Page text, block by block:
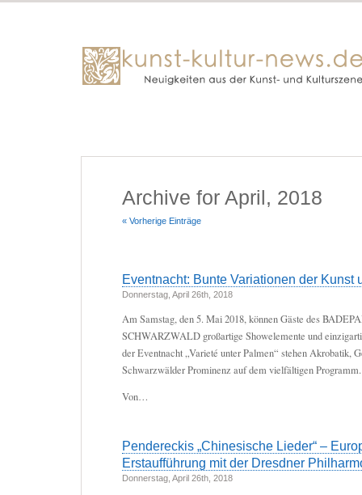
Archive for April, 2018
« Vorherige Einträge
Eventnacht: Bunte Variationen der Kunst
Donnerstag, April 26th, 2018
Am Samstag, den 5. Mai 2018, können Gäste des
SCHWARZWALD großartige Showelemente und
der Eventnacht „Varieté unter Palmen“ stehen Akrobatik,
Schwarzwälder Prominenz auf dem vielfältigen Programm.
Von…
Pendereckis „Chinesische Lieder“ –
Erstaufführung mit der Dresdner
Donnerstag, April 26th, 2018